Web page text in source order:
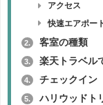
アクセス
快速エアポー
2. 客室の種類
3. 楽天トラベル
4. チェックイン
5. ハリウッド